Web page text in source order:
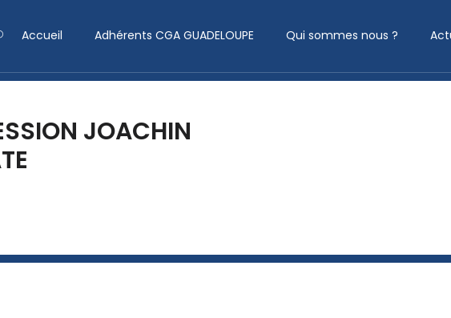
Accueil Adhérents CGA GUADELOUPE Qui sommes nous ?
JOACHIN